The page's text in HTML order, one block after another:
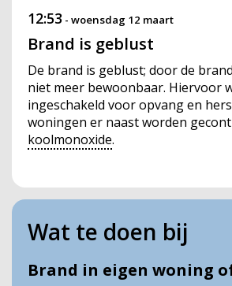
Brand is geblust
12:53 - woensdag 12 maart
De brand is geblust; door de
niet meer bewoonbaar. Hiervoor
ingeschakeld voor opvang en
woningen er naast worden
koolmonoxide.
Wat te doen bij
Brand in eigen woning